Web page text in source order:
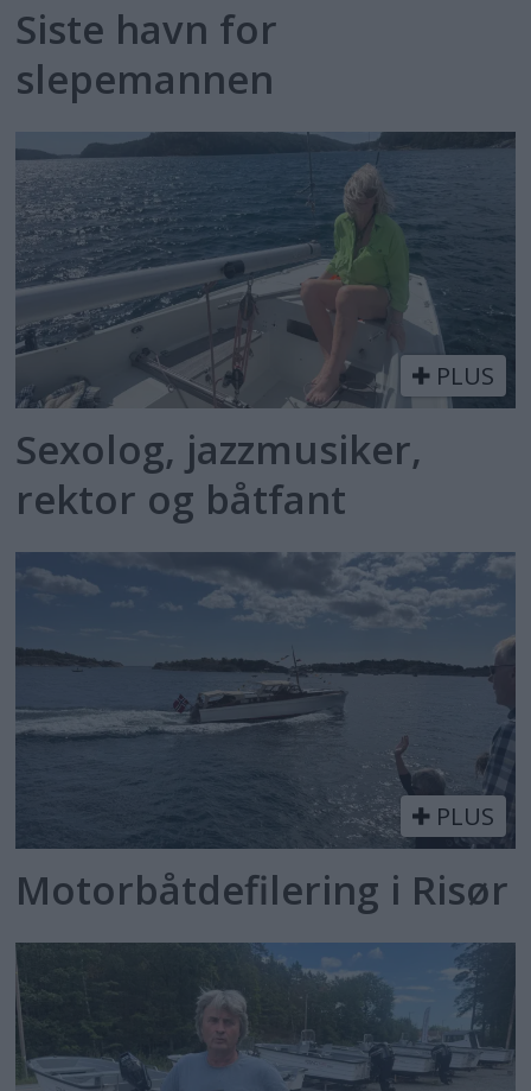
Siste havn for
slepemannen
PLUS
Sexolog, jazzmusiker,
rektor og båtfant
PLUS
Motorbåtdefilering i Risør